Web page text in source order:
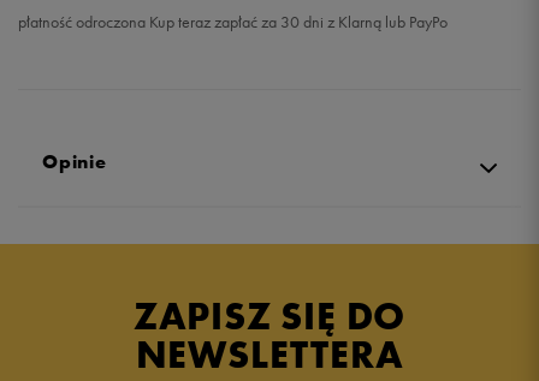
płatność odroczona Kup teraz zapłać za 30 dni z Klarną lub PayPo
Opinie
ZAPISZ SIĘ DO
NEWSLETTERA